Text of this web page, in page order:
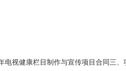
视健康栏目制作与宣传项目合同三、